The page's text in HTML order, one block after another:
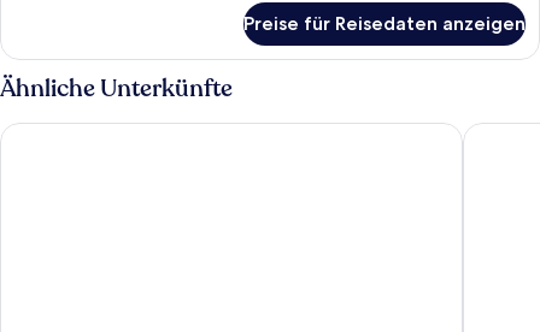
Mehrere
Betten,
Nichtraucher
Preise für Reisedaten anzeigen
Ähnliche Unterkünfte
Hotel Giralda Center Ibis